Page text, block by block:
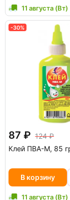
11 августа (Вт)
-30%
87
124
Клей ПВА-М, 85
В корзину
11 августа (Вт)